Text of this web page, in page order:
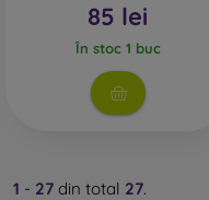
85 lei
În stoc 1 buc
1 - 27 din total 27.